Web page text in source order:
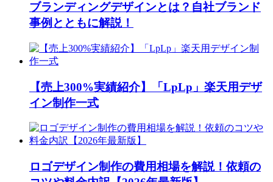
ブランディングデザインとは？自社ブランド
事例とともに解説！
【売上300%実績紹介】「LpLp」楽天用デザ
イン制作一式
ロゴデザイン制作の費用相場を解説！依頼の